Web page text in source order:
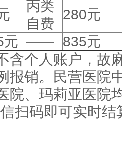
丙类
自费
280元
元 —— 835元
含个人账户，故
报销。民营医院
院、玛莉亚医院
扫码即可实时结